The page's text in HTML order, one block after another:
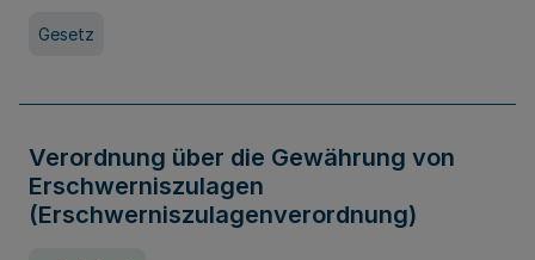
Gesetz
Verordnung über die Gewährung von
Erschwerniszulagen
(Erschwerniszulagenverordnung)